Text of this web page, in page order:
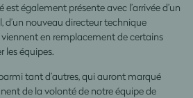
également présente avec l’arrivée d’un
d’un nouveau directeur technique
en remplacement de certains
les équipes.
tant d’autres, qui auront marqué
de la volonté de notre équipe de